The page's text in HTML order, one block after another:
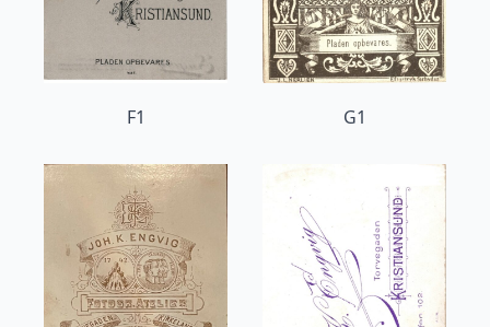
F1 G1